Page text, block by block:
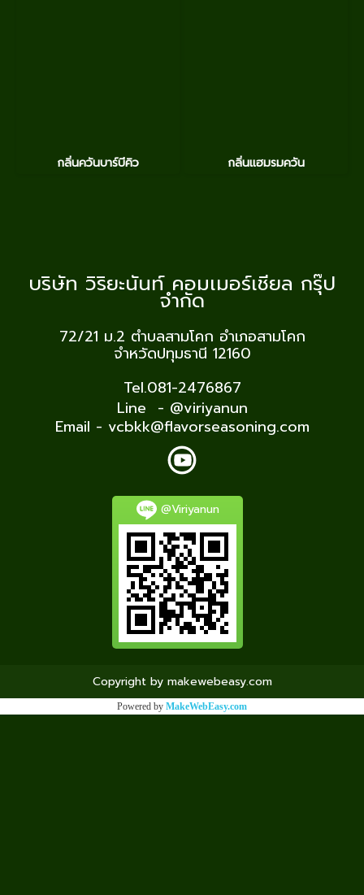
กลิ่นควันบาร์บีคิว กลิ่นแฮมรมควัน
บริษัท วิริยะนันท์ คอมเมอร์เชียล กรุ๊ป
จำกัด
72/21 ม.2 ตำบลสามโคก อำเภอสามโคก
จำหวัดปทุมธานี 12160
Tel.081-2476867
Line - @viriyanun
Email - vcbkk@flavorseasoning.com
@Viriyanun
Copyright by makewebeasy.com
Powered by MakeWebEasy.com